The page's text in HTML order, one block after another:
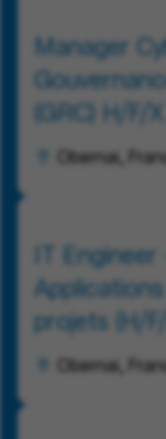
Manager
(GRC) H/F/X
Obernai,
IT
projets (H/F/
Obernai,